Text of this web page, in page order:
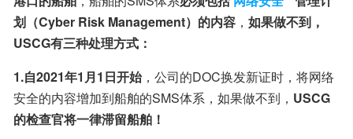
划（Cyber Risk Management）的内容 ， 如果做不到，
USCG有三种处理方式：
1.自2021年1月1日开始，公司的DOC换发新证时，将网络
安全的内容增加到船舶的SMS体系，如果做不到， USCG
的检查官将一律滞留船舶！